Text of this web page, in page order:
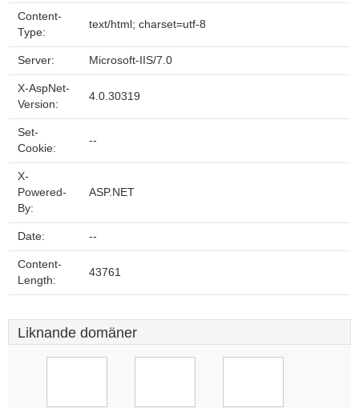
Content-
Type:
text/html; charset=utf-8
Server: Microsoft-IIS/7.0
X-AspNet-
Version:
4.0.30319
Set-
Cookie:
--
X-
Powered-
By:
ASP.NET
Date: --
Content-
Length:
43761
Liknande domäner